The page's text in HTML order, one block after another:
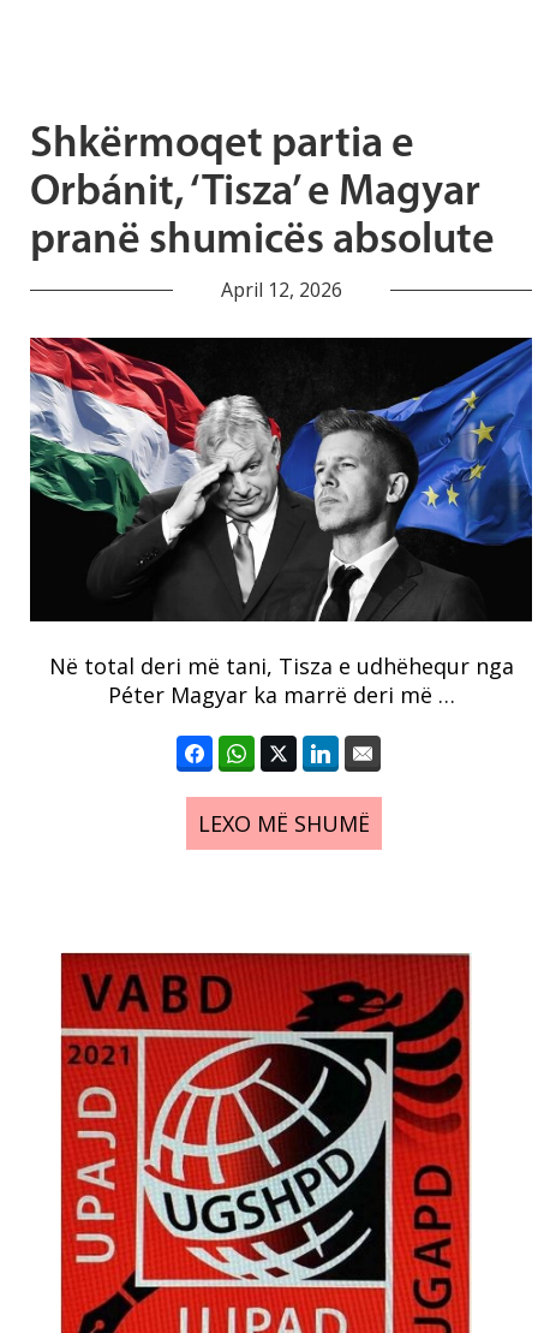
Shkërmoqet partia e
Orbánit, ‘Tisza’ e Magyar
pranë shumicës absolute
April 12, 2026
Në total deri më tani, Tisza e udhëhequr nga
Péter Magyar ka marrë deri më …
LEXO MË SHUMË